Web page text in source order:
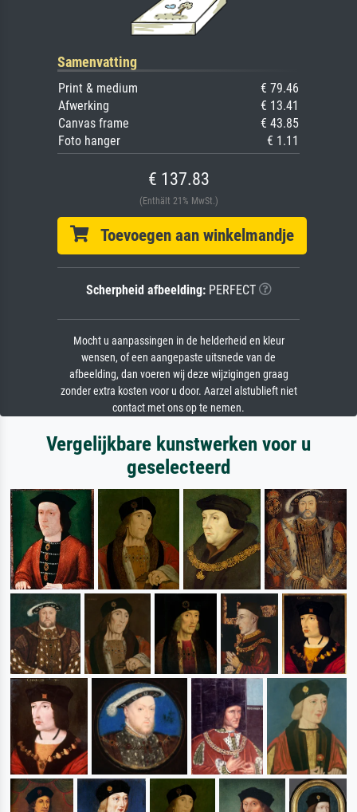
Samenvatting
Print & medium
€ 79.46
Afwerking
€ 13.41
Canvas frame
€ 43.85
Foto hanger
€ 1.11
€ 137.83
(Enthält 21% MwSt.)
Toevoegen aan winkelmandje
Scherpheid afbeelding:PERFECT
Mocht u aanpassingen in de helderheid en kleur
wensen, of een aangepaste uitsnede van de
afbeelding, dan voeren wij deze wijzigingen graag
zonder extra kosten voor u door. Aarzel alstublieft niet
contact met ons op te nemen.
Vergelijkbare kunstwerken voor u
geselecteerd